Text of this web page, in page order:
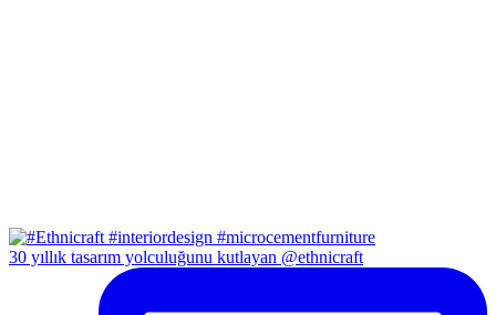
30 yıllık tasarım yolculuğunu kutlayan @ethnicraft